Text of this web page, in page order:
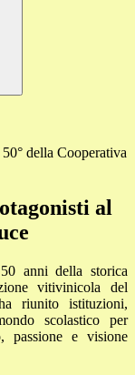
della Cooperativa
al
anni della storica
vitivinicola del
riunito istituzioni,
scolastico per
passione e visione